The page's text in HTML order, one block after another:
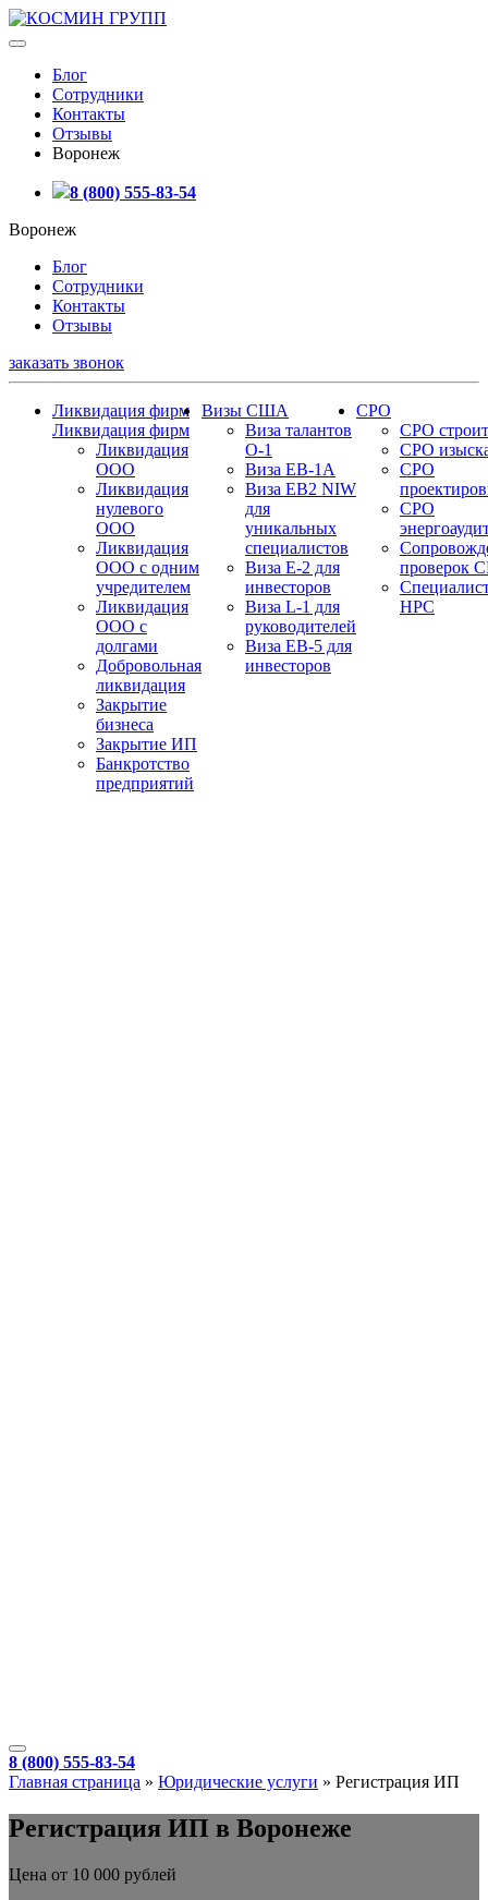
Блог
Сотрудники
Контакты
Отзывы
Воронеж
8 (800) 555-83-54
Воронеж
Блог
Сотрудники
Контакты
Отзывы
заказать звонок
Ликвидация фирм
Ликвидация фирм
Ликвидация
ООО
Ликвидация
нулевого
ООО
Ликвидация
ООО с одним
учредителем
Ликвидация
ООО с
долгами
Добровольная
ликвидация
Закрытие
бизнеса
Закрытие ИП
Банкротство
предприятий
Визы США
Виза талантов
О-1
Виза EB-1A
Виза EB2 NIW
для
уникальных
специалистов
Виза E-2 для
инвесторов
Виза L-1 для
руководителей
Виза EB-5 для
инвесторов
СРО
СРО
СРО
СРО
СРО
проверок
НРС
8 (800) 555-83-54
Главная страница » Юридические услуги » Регистрация ИП
Регистрация ИП в Воронеже
Цена от 10 000 рублей